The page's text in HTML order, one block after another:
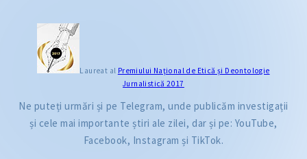
Laureat al Premiului Naţional de Etică și Deontologie
Jurnalistică 2017
Ne puteți urmări și pe Telegram, unde publicăm investigații
și cele mai importante știri ale zilei, dar și pe: YouTube,
Facebook, Instagram și TikTok.